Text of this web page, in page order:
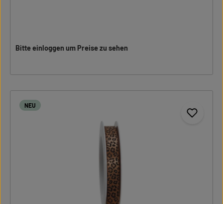
Bitte einloggen um Preise zu sehen
NEU